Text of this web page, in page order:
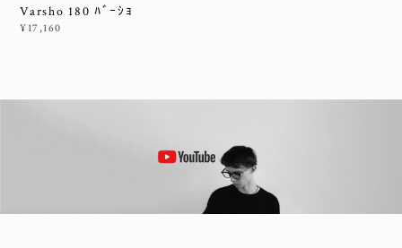
Varsho 180 ﾊﾞｰｼｮ
¥17,160